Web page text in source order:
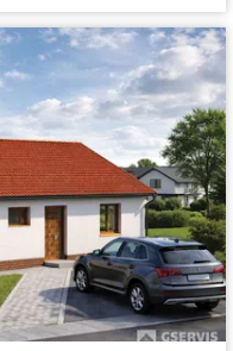
7+kk
277,4 m²